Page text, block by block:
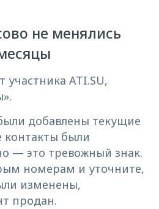
не менялись
участника ATI.SU,
добавлены текущие
контакты были
— это тревожный знак.
номерам и уточните,
изменены,
продан.